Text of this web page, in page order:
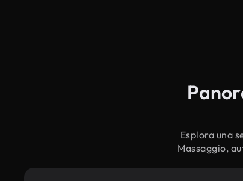
Esplora una
Massaggio,